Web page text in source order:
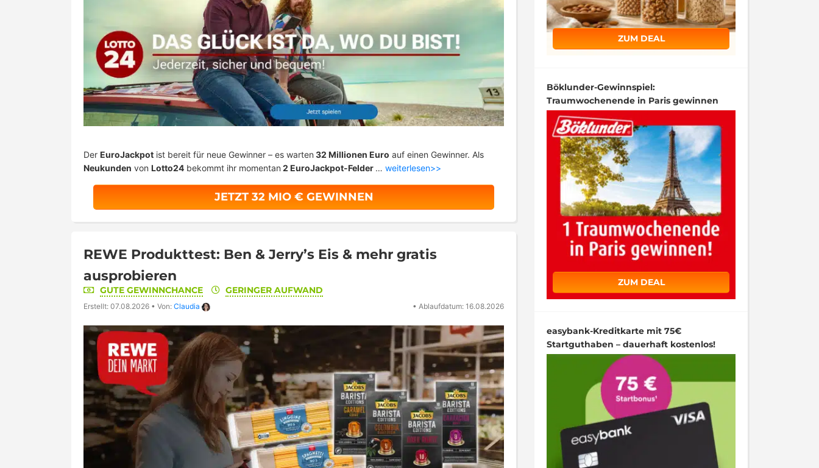
Der EuroJackpot ist bereit für neue Gewinner – es warten 32 Millionen Euro auf einen Gewinner. Als
Neukunden von Lotto24 bekommt ihr momentan 2 EuroJackpot-Felder … weiterlesen>>
JETZT 32 MIO € GEWINNEN
REWE Produkttest: Ben & Jerry’s Eis & mehr gratis
ausprobieren
GUTE GEWINNCHANCE GERINGER AUFWAND
Erstellt: 07.08.2026 • Von: Claudia • Ablaufdatum: 16.08.2026
ZUM DEAL
Böklunder-Gewinnspiel:
Traumwochenende in Paris gewinnen
ZUM DEAL
easybank-Kreditkarte mit 75€
Startguthaben – dauerhaft kostenlos!